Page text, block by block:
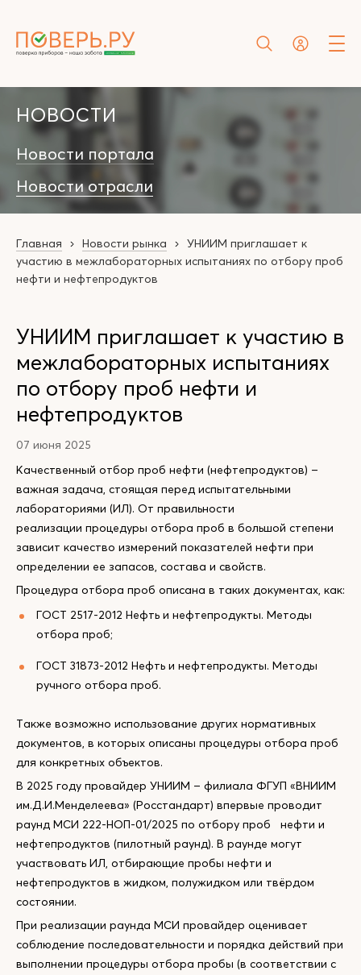
НОВОСТИ
Новости портала
Новости отрасли
Главная Новости рынка
УНИИМ приглашает к
участию в межлабораторных испытаниях по отбору проб
нефти и нефтепродуктов
УНИИМ приглашает к участию в
межлабораторных испытаниях
по отбору проб нефти и
нефтепродуктов
07 июня 2025
Качественный отбор проб нефти (нефтепродуктов) –
важная задача, стоящая перед испытательными
лабораториями (ИЛ). От правильности
реализации процедуры отбора проб в большой степени
зависит качество измерений показателей нефти при
определении ее запасов, состава и свойств.
Процедура отбора проб описана в таких документах, как:
ГОСТ 2517-2012 Нефть и нефтепродукты. Методы
отбора проб;
ГОСТ 31873-2012 Нефть и нефтепродукты. Методы
ручного отбора проб.
Также возможно использование других нормативных
документов, в которых описаны процедуры отбора проб
для конкретных объектов.
В 2025 году провайдер УНИИМ – филиала ФГУП «ВНИИМ
им.Д.И.Менделеева» (Росстандарт) впервые проводит
раунд МСИ 222-НОП-01/2025 по отбору проб нефти и
нефтепродуктов (пилотный раунд). В раунде могут
участвовать ИЛ, отбирающие пробы нефти и
нефтепродуктов в жидком, полужидком или твёрдом
состоянии.
При реализации раунда МСИ провайдер оценивает
соблюдение последовательности и порядка действий при
выполнении процедуры отбора пробы (в соответствии с